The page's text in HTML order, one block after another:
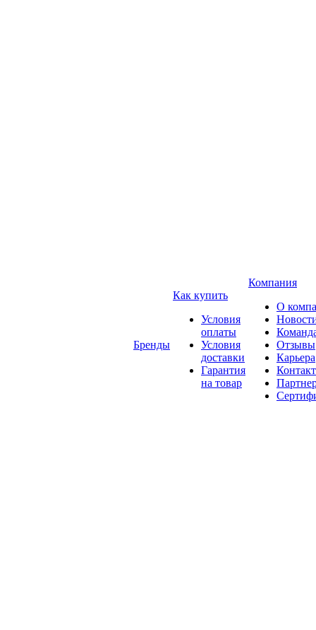
Бренды
Как купить
Условия
оплаты
Условия
доставки
Гарантия
на товар
Компания
О
Отзывы
Карьера